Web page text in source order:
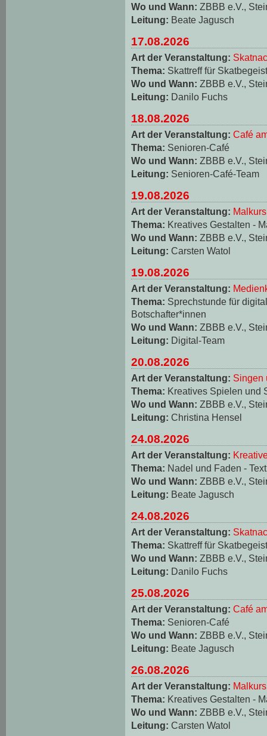
Wo und Wann: ZBBB e.V.,
Leitung: Beate Jagusch
17.08.2026
Art der Veranstaltung:
Thema: Skattreff für
Wo und Wann: ZBBB e.V.,
Leitung: Danilo Fuchs
18.08.2026
Art der Veranstaltung: Café
Thema: Senioren-Café
Wo und Wann: ZBBB e.V.,
Leitung: Senioren-Café-Team
19.08.2026
Art der Veranstaltung: Malkurs
Thema: Kreatives Gestalten -
Wo und Wann: ZBBB e.V.,
Leitung: Carsten Watol
19.08.2026
Art der Veranstaltung:
Thema: Sprechstunde für
Botschafter*innen
Wo und Wann: ZBBB e.V.,
Leitung: Digital-Team
20.08.2026
Art der Veranstaltung: Singen
Thema: Kreatives Spielen und
Wo und Wann: ZBBB e.V.,
Leitung: Christina Hensel
24.08.2026
Art der Veranstaltung:
Thema: Nadel und Faden -
Wo und Wann: ZBBB e.V.,
Leitung: Beate Jagusch
24.08.2026
Art der Veranstaltung:
Thema: Skattreff für
Wo und Wann: ZBBB e.V.,
Leitung: Danilo Fuchs
25.08.2026
Art der Veranstaltung: Café
Thema: Senioren-Café
Wo und Wann: ZBBB e.V.,
Leitung: Beate Jagusch
26.08.2026
Art der Veranstaltung: Malkurs
Thema: Kreatives Gestalten -
Wo und Wann: ZBBB e.V.,
Leitung: Carsten Watol